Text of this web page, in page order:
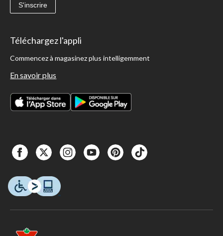
S'inscrire
Téléchargez l'appli
Commencez à magasinez plus intelligemment
En savoir plus